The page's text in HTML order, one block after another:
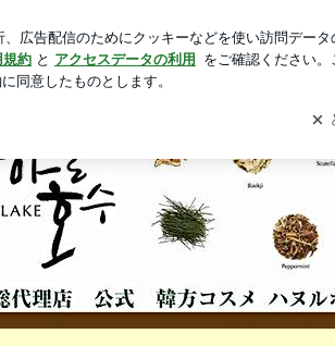
方コスメ ハヌルホス・ジャパン 【 skylake 】